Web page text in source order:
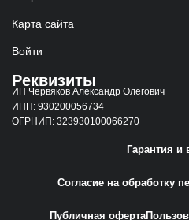
Карта сайта
Войти
Реквизиты
ИП Червяков Александр Олегович
ИНН: 930200056734
ОГРНИП: 323930100066270
Гарантия и
Согласие на обработку
Публичная оферта